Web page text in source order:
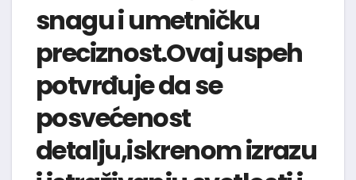
snagu i umetničku
preciznost.Ovaj uspeh
potvrđuje da se
posvećenost
detalju,iskrenom izrazu